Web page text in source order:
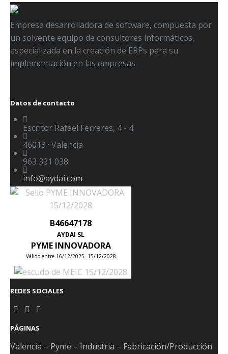
Empresa desarrolladora de software, compuesta por
un solvente equipo de consultores informáticos,
especializada en la creación de ERPs para su
implementación en las empresas.
Datos de contacto
Escritor Rafael Ferreres, 4 - 4
46013 · Valencia
963 331 038
info@aydai.com
B46647178
AYDAI SL
PYME INNOVADORA
Válido entre 16/12/2025- 15/12/2028
REDES SOCIALES
PÁGINAS
Valencia – Pyme – Industria – Fabricación/Producción